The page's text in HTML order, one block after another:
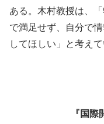
ある。木村教授は、
で満足せず、自分で
してほしい」と考えて
『国